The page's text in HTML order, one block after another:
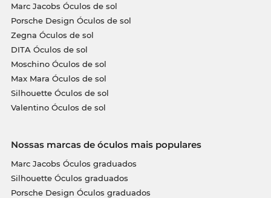
Marc Jacobs Óculos de sol
Porsche Design Óculos de sol
Zegna Óculos de sol
DITA Óculos de sol
Moschino Óculos de sol
Max Mara Óculos de sol
Silhouette Óculos de sol
Valentino Óculos de sol
Nossas marcas de óculos mais populares
Marc Jacobs Óculos graduados
Silhouette Óculos graduados
Porsche Design Óculos graduados